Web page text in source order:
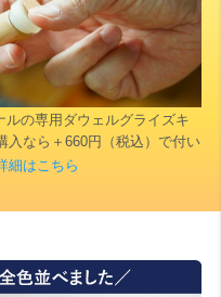
の専用ダウェルグライズキ
入なら＋660円（税込）で付い
細はこちら